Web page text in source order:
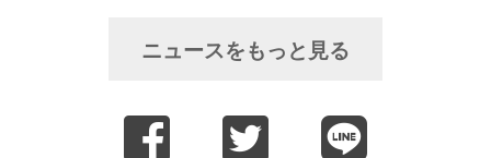
ニュースをもっと見る